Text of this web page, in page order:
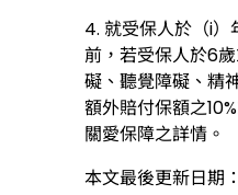
4. 就受保人於（i）
前，若受保人於6
礙、聽覺障礙、精
額外賠付保額之
關愛保障之詳情。
本文最後更新日期